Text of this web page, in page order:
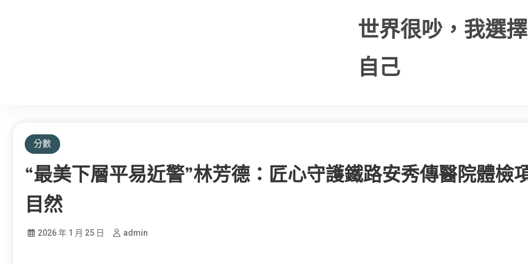
世界很吵，我選
自己
分數
“最美下層平易近警”林芳德：匠心守護鐵路安秀傳醫院體檢
目然
2026 年 1 月 25 日 admin